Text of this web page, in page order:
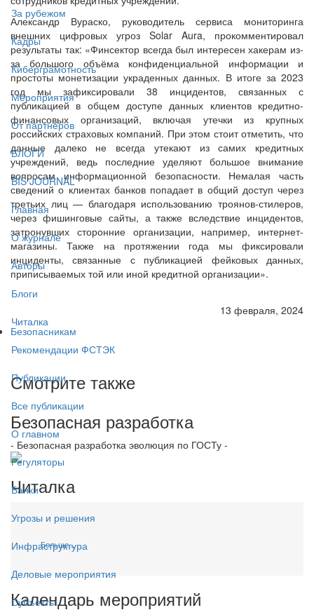
За рубежом
Кадры
Киберграмотность
Мероприятия
От партнёров
БЛОГИ
BIS JOURNAL
Главная
О журнале
Авторы
Блоги
Читалка
Рекомендации ФСТЭК
Публикации
Все публикации
О главном
Регуляторы
Банки
Угрозы и решения
Инфраструктура
Деловые мероприятия
Субъекты
Александр Вураско, руководитель сервиса мониторинга
внешних цифровых угроз Solar Aura, прокомментировал
результаты так: «Финсектор всегда был интересен хакерам из-
за большого объёма конфиденциальной информации и
простоты монетизации украденных данных. В итоге за 2023
год мы зафиксировали 38 инцидентов, связанных с
публикацией в общем доступе данных клиентов кредитно-
финансовых организаций, включая утечки из крупных
российских страховых компаний. При этом стоит отметить, что
данные далеко не всегда утекают из самих кредитных
учреждений, ведь последние уделяют большое внимание
вопросам информационной безопасности. Немалая часть
сведений о клиентах банков попадает в общий доступ через
третьих лиц — благодаря использованию троянов-стилеров,
через фишинговые сайты, а также вследствие инцидентов,
затронувших сторонние организации, например, интернет-
магазины. Также на протяжении года мы фиксировали
инциденты, связанные с публикацией фейковых данных,
приписываемых той или иной кредитной организации».
13 февраля, 2024
Безопасникам
Смотрите также
Безопасная разработка
- Безопасная разработка эволюция по ГОСТу -
Читалка
Больше...
Календарь мероприятий